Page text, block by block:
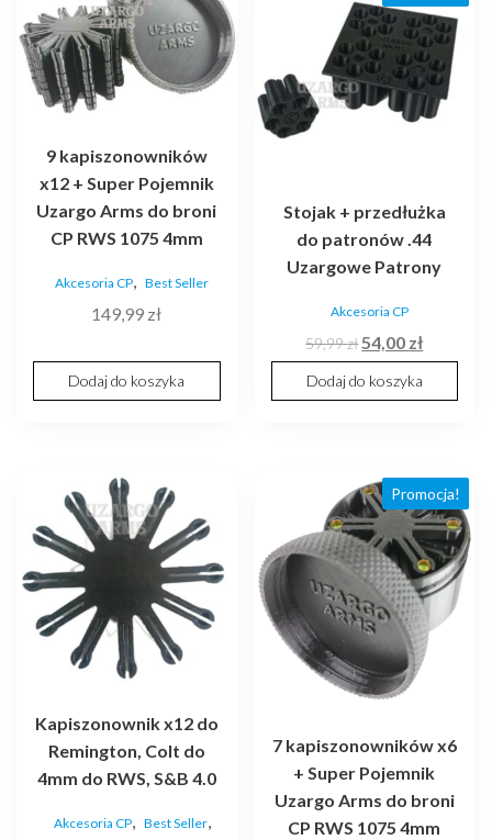
9 kapiszonowników
x12 + Super Pojemnik
Uzargo Arms do broni
CP RWS 1075 4mm
Akcesoria CP, Best Seller
149,99 zł
Dodaj do koszyka
Stojak + przedłużka
do patronów .44
Uzargowe Patrony
Akcesoria CP
59,99zł Pierwotna
cena
wynosiła:
54,00 złAktualna
cena
wynosi:
Dodaj do koszyka
Kapiszonownik x12 do
Remington, Colt do
4mm do RWS, S&B 4.0
Akcesoria CP, Best Seller,
Promocja!
7 kapiszonowników x6
+ Super Pojemnik
Uzargo Arms do broni
CP RWS 1075 4mm